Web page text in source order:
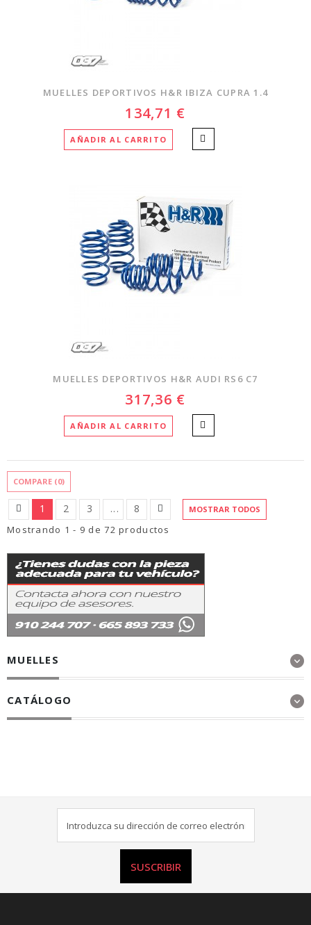
MUELLES DEPORTIVOS H&R IBIZA CUPRA 1.4
134,71 €
AÑADIR AL CARRITO
MUELLES DEPORTIVOS H&R AUDI RS6 C7
317,36 €
AÑADIR AL CARRITO
COMPARE (0)
MOSTRAR TODOS
1 2 3 ... 8
Mostrando 1 - 9 de 72 productos
MUELLES
CATÁLOGO
SUSCRIBIR